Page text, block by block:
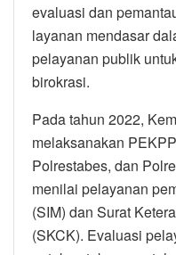
evaluasi dan
layanan mendasar
pelayanan publik
birokrasi.
Pada tahun 2022,
melaksanakan
Polrestabes, dan
menilai pelayanan
(SIM) dan Surat
(SKCK). Evaluasi